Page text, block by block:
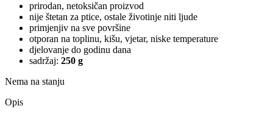
prirodan, netoksičan proizvod
nije štetan za ptice, ostale životinje niti ljude
primjenjiv na sve površine
otporan na toplinu, kišu, vjetar, niske temperature
djelovanje do godinu dana
sadržaj: 250 g
Nema na stanju
Opis